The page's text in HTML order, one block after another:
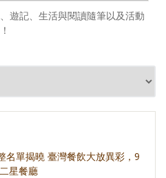
遊記、生活與閱讀隨筆以及活動
名單揭曉 臺灣餐飲大放異彩，9
星餐廳